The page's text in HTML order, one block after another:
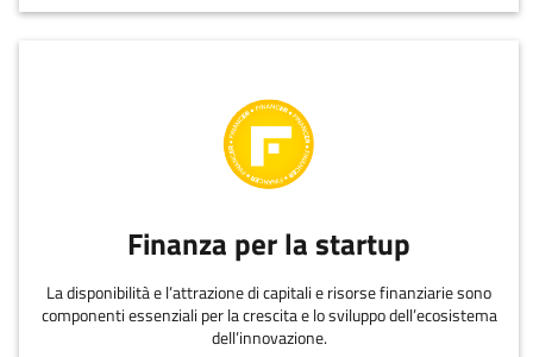
Finanza per la startup
La disponibilità e l’attrazione di capitali e risorse finanziarie sono
componenti essenziali per la crescita e lo sviluppo dell’ecosistema
dell’innovazione.